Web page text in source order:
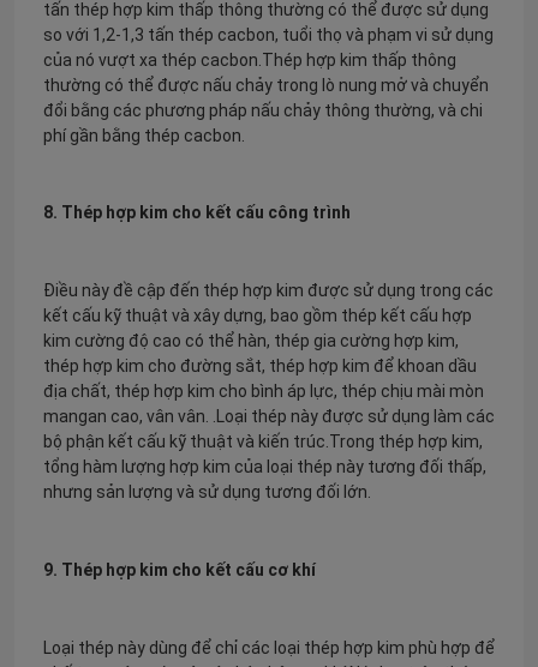
tấn thép hợp kim thấp thông thường có thể được sử dụng
so với 1,2-1,3 tấn thép cacbon, tuổi thọ và phạm vi sử dụng
của nó vượt xa thép cacbon.Thép hợp kim thấp thông
thường có thể được nấu chảy trong lò nung mở và chuyển
đổi bằng các phương pháp nấu chảy thông thường, và chi
phí gần bằng thép cacbon.
8. Thép hợp kim cho kết cấu công trình
Điều này đề cập đến thép hợp kim được sử dụng trong các
kết cấu kỹ thuật và xây dựng, bao gồm thép kết cấu hợp
kim cường độ cao có thể hàn, thép gia cường hợp kim,
thép hợp kim cho đường sắt, thép hợp kim để khoan dầu
địa chất, thép hợp kim cho bình áp lực, thép chịu mài mòn
mangan cao, vân vân. .Loại thép này được sử dụng làm các
bộ phận kết cấu kỹ thuật và kiến ​​trúc.Trong thép hợp kim,
tổng hàm lượng hợp kim của loại thép này tương đối thấp,
nhưng sản lượng và sử dụng tương đối lớn.
9. Thép hợp kim cho kết cấu cơ khí
Loại thép này dùng để chỉ các loại thép hợp kim phù hợp để